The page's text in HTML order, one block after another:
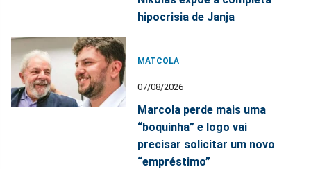
hipocrisia de Janja
MATCOLA
07/08/2026
Marcola perde mais uma
“boquinha” e logo vai
precisar solicitar um novo
“empréstimo”